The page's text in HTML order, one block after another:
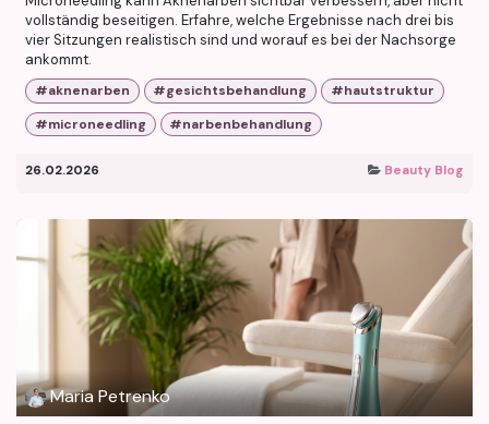
vollständig beseitigen. Erfahre, welche Ergebnisse nach drei bis
vier Sitzungen realistisch sind und worauf es bei der Nachsorge
ankommt.
#aknenarben #gesichtsbehandlung
#hautstruktur
#microneedling
#narbenbehandlung
26.02.2026 Beauty Blog
Maria Petrenko